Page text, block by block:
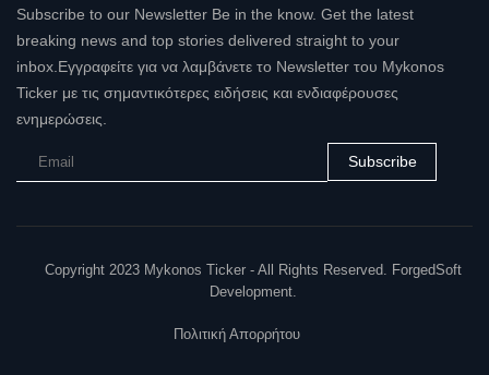
Subscribe to our Newsletter Be in the know. Get the latest
breaking news and top stories delivered straight to your
inbox.Εγγραφείτε για να λαμβάνετε το Newsletter του Mykonos
Ticker με τις σημαντικότερες ειδήσεις και ενδιαφέρουσες
ενημερώσεις.
Subscribe
Copyright 2023 Mykonos Ticker - All Rights Reserved. ForgedSoft
Development.
Πολιτική Απορρήτου